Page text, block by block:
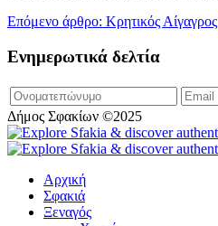
Επόμενο άρθρο: Κρητικός Αίγαγρος
Ενημερωτικά δελτία
Δήμος Σφακίων ©2025
Αρχική
Σφακιά
Ξεναγός